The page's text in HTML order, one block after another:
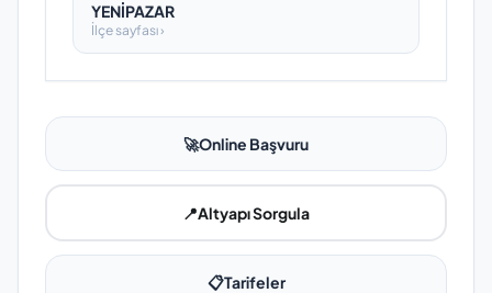
YENİPAZAR
İlçe sayfası ›
🚀Online Başvuru
📍Altyapı Sorgula
📋Tarifeler